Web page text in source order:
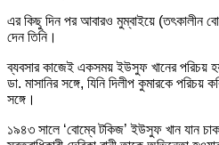
এর কিছু দিন পর আবারও মুম্বাইয়ে (তৎকালীন
দেন তিনি।
ব্যবসার কাজেই একসময় ইউসুফ খানের পরিচয়
ডা. মাসানির সঙ্গে, যিনি দিলীপ কুমারকে পরিচয়
সঙ্গে।
১৯৪৩ সালে ‘বোম্বে টকিজ’ ইউসুফ খান যান